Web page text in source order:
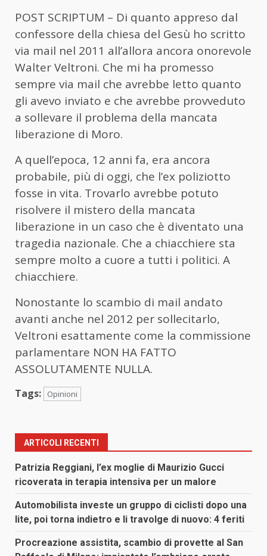
POST SCRIPTUM – Di quanto appreso dal
confessore della chiesa del Gesù ho scritto
via mail nel 2011 all’allora ancora onorevole
Walter Veltroni. Che mi ha promesso
sempre via mail che avrebbe letto quanto
gli avevo inviato e che avrebbe provveduto
a sollevare il problema della mancata
liberazione di Moro.
A quell’epoca, 12 anni fa, era ancora
probabile, più di oggi, che l’ex poliziotto
fosse in vita. Trovarlo avrebbe potuto
risolvere il mistero della mancata
liberazione in un caso che è diventato una
tragedia nazionale. Che a chiacchiere sta
sempre molto a cuore a tutti i politici. A
chiacchiere.
Nonostante lo scambio di mail andato
avanti anche nel 2012 per sollecitarlo,
Veltroni esattamente come la commissione
parlamentare NON HA FATTO
ASSOLUTAMENTE NULLA.
Tags: Opinioni
ARTICOLI RECENTI
Patrizia Reggiani, l’ex moglie di Maurizio Gucci
ricoverata in terapia intensiva per un malore
Automobilista investe un gruppo di ciclisti dopo una
lite, poi torna indietro e li travolge di nuovo: 4 feriti
Procreazione assistita, scambio di provette al San